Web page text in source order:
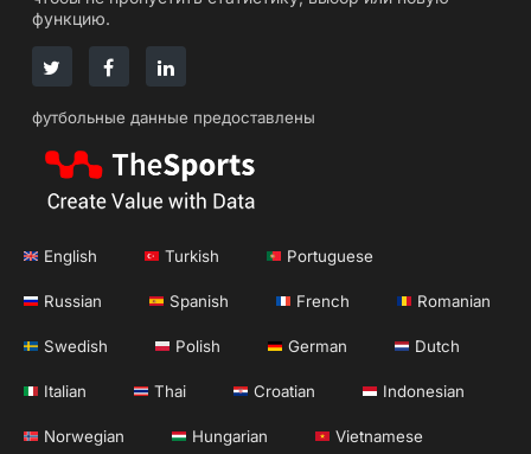
функцию.
футбольные данные предоставлены
English Turkish Portuguese
Russian Spanish French Romanian
Swedish Polish German Dutch
Italian Thai Croatian Indonesian
Norwegian Hungarian Vietnamese